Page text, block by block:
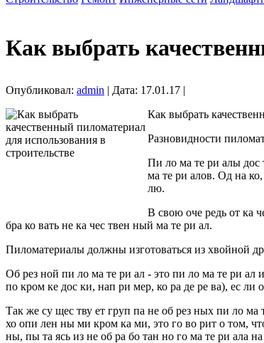
Как выбрать
Опубликовал: admin | Дата: 17.01.17 |
Как выбрать
Разновидности
Пи ло ма те ри алы дос
ма те ри алов. Од на
лю.
В свою оче редь от ка
бра ко вать не ка чес твен ный ма те ри ал.
Пиломатериалы должны изготоваться из хвойной
Об рез ной пи ло ма те ри ал - это пи ло ма те ри
по кром ке дос ки, нап ри мер, ко ра де ре ва), ес
Так же су щес тву ет груп па не об рез ных пи ло
хо опи лен ны ми кром ка ми, это го во рит о том,
ны, пы та ясь из не об ра бо тан но го ма те ри ала